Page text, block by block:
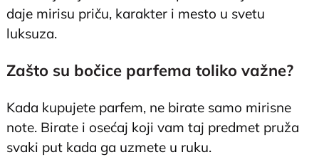
daje mirisu priču, karakter i mesto u svetu
luksuza.
Zašto su bočice parfema toliko važne?
Kada kupujete parfem, ne birate samo mirisne
note. Birate i osećaj koji vam taj predmet pruža
svaki put kada ga uzmete u ruku.